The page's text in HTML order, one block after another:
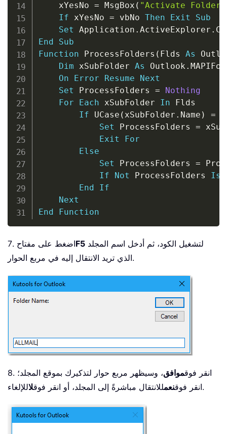
    xYesNo
= MsgBox ( "Activate
If xYesNo = vbNo Then Exit
Sub
Set Application . ActiveExplorer .
End
Sub
Function ProcessFolders ( Flds As
Dim xSubFolder As Outlook .
On
Error Resume
Next
Set ProcessFolders =
Nothing
For
Each xSubFolder In Flds
If UCase ( xSubFolder . Name ) =
Set ProcessFolders =
Exit
For
Else
Set ProcessFolders =
If
Not ProcessFolders Is
End
If
Next
End
Function
7. اضغط على مفتاحF5
الذي تريد الانتقال إليه في مربع الحوار.
8. انقر فوقموافق، وسيظهر مربع حوار لتذكيرك بموقع المجلد؛
انقر فوقنعمللانتقال مباشرةً إلى المجلد، أو انقر فوقلا للإلغاء.